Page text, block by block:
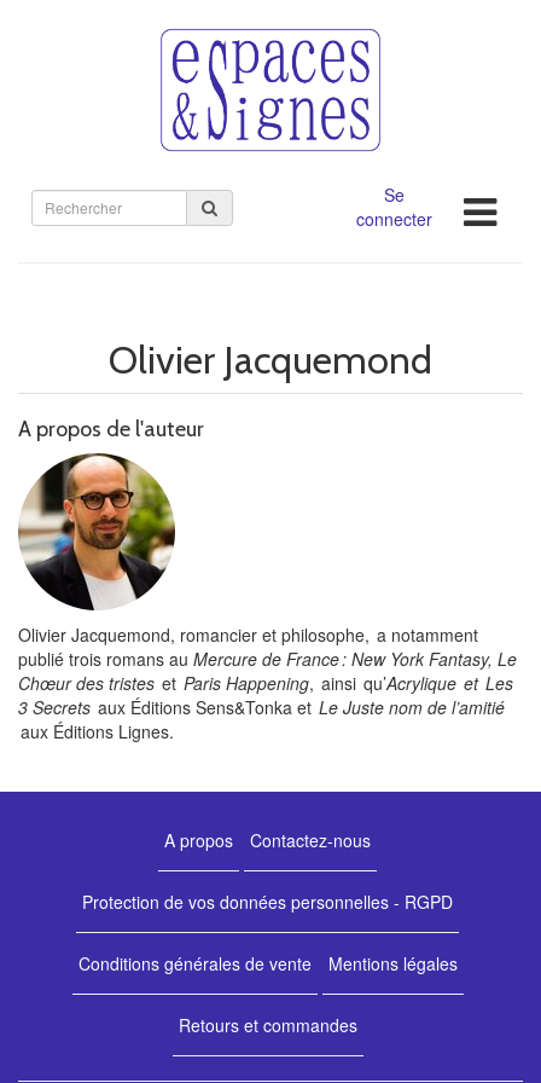
Rechercher
sur
Se
connecter
Olivier Jacquemond
A propos de l'auteur
Olivier Jacquemond, romancier et philosophe, a notamment
publié trois romans au Mercure de France : New York Fantasy, Le
Chœur des tristes et Paris Happening, ainsi qu’Acrylique et Les
3 Secrets aux Éditions Sens&Tonka et Le Juste nom de l’amitié
aux Éditions Lignes.
A propos Contactez-nous
Protection de vos données personnelles - RGPD
Conditions générales de vente Mentions légales
Retours et commandes